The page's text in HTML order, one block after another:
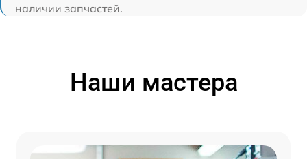
наличии запчастей.
Наши мастера